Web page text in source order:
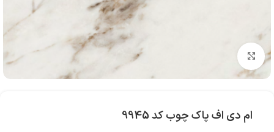
بزرگنمایی تصویر
ام دی اف پاک چوب کد 9945